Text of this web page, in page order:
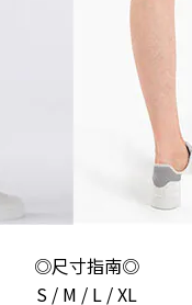
◎尺寸指南◎
S / M / L / XL